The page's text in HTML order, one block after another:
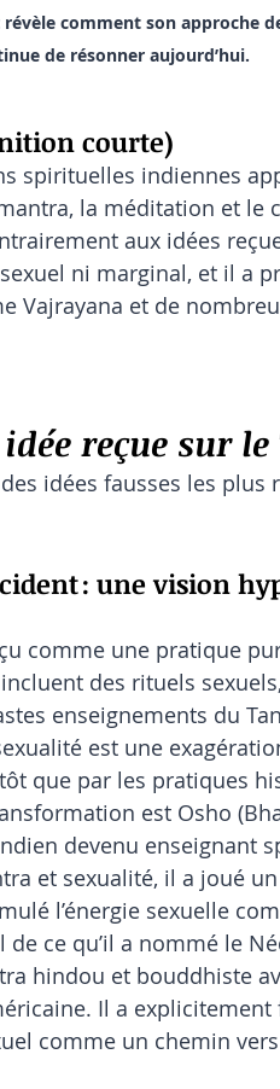
comment son approche
de résonner aujourd’hui.
courte)
spirituelles indiennes
la méditation et le
aux idées
ni marginal, et il a
Vajrayana et de
reçue sur
idées fausses les plus
: une vision
comme une pratique
des rituels
enseignements du
est une
que par les pratiques
est Osho
devenu enseignant
et sexualité, il a joué
l’énergie sexuelle
ce qu’il a nommé le
hindou et bouddhiste
Il a
comme un chemin